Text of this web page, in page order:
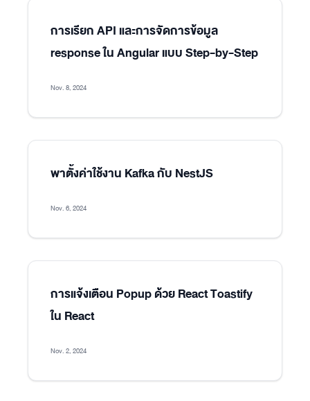
การเรียก API และการจัดการข้อมูล
response ใน Angular แบบ Step-by-Step
Nov. 8, 2024
พาตั้งค่าใช้งาน Kafka กับ NestJS
Nov. 6, 2024
การแจ้งเตือน Popup ด้วย React Toastify
ใน React
Nov. 2, 2024